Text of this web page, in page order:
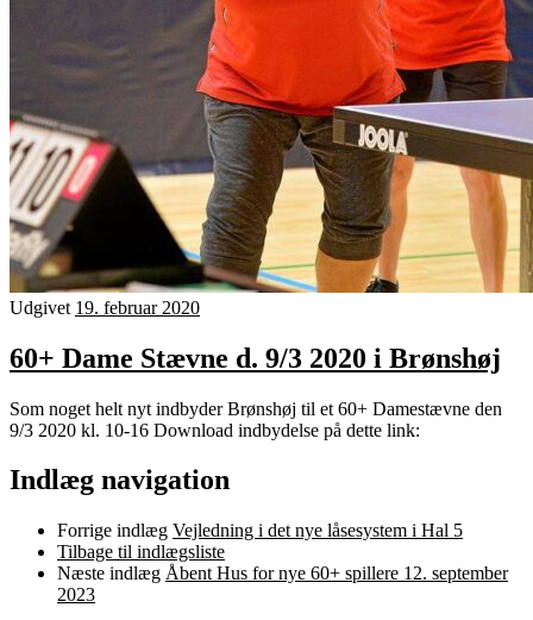
Udgivet 19. februar 2020
60+ Dame Stævne d. 9/3 2020 i Brønshøj
Som noget helt nyt indbyder Brønshøj til et 60+ Damestævne den
9/3 2020 kl. 10-16 Download indbydelse på dette link:
Indlæg navigation
Forrige indlæg Vejledning i det nye låsesystem i Hal 5
Tilbage til indlægsliste
Næste indlæg Åbent Hus for nye 60+ spillere 12. september
2023